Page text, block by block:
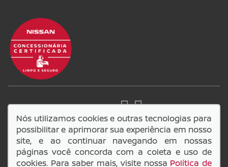
14.749.549/0001-98
Lage e Scarabeli Comercio de Veiculos LTDA
SIGA-NOS:
Nós utilizamos cookies e outras tecnologias para
possibilitar e aprimorar sua experiência em nosso
site, e ao continuar navegando em nossas
páginas você concorda com a coleta e uso de
cookies. Para saber mais, visite nossa Política de